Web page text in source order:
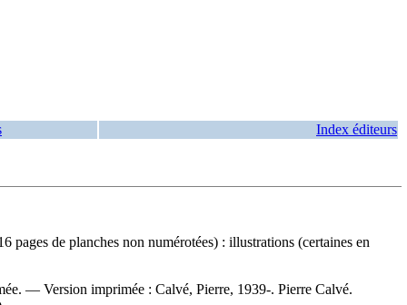
Index éditeurs
de planches non numérotées) : illustrations (certaines en
— Version imprimée : Calvé, Pierre, 1939-. Pierre Calvé.